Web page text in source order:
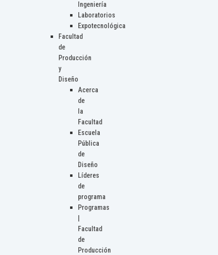
Ingeniería
Laboratorios
Expotecnológica
Facultad
de
Producción
y
Diseño
Acerca
de
la
Facultad
Escuela
Pública
de
Diseño
Líderes
de
programa
Programas
Facultad
de
Producción